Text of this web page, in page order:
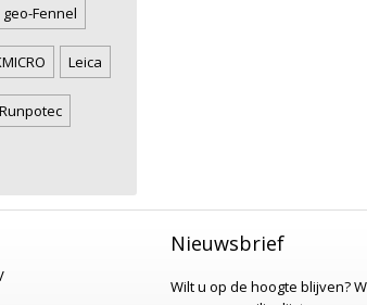
geo-Fennel
Leica
Runpotec
Nieuwsbrief
Wilt u op de hoogte blijven?